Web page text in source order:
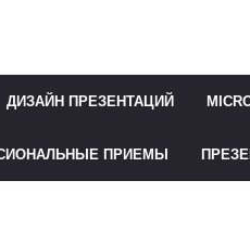
ДИЗАЙН ПРЕЗЕНТАЦИЙ
ПРИЕМЫ